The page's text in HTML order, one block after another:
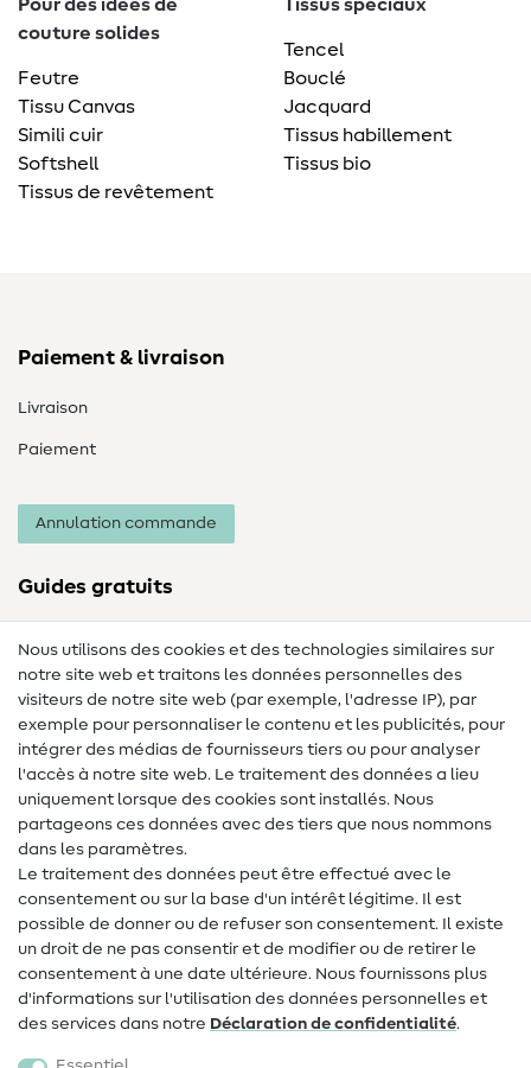
Pour des idées de
couture solides
Feutre
Tissu Canvas
Simili cuir
Softshell
Tissus de revêtement
Tissus spéciaux
Tencel
Bouclé
Jacquard
Tissus habillement
Tissus bio
Paiement & livraison
Livraison
Paiement
Annulation commande
Guides gratuits
Lexique de couture
Tutos de couture
Aide & contact
Contact
Changement de propriétaire
FAQ
Droit de rétractation
Populaire
Nous utilisons des cookies et des technologies similaires sur
notre site web et traitons les données personnelles des
visiteurs de notre site web (par exemple, l'adresse IP), par
exemple pour personnaliser le contenu et les publicités, pour
intégrer des médias de fournisseurs tiers ou pour analyser
l'accès à notre site web. Le traitement des données a lieu
uniquement lorsque des cookies sont installés. Nous
partageons ces données avec des tiers que nous nommons
dans les paramètres.
Le traitement des données peut être effectué avec le
consentement ou sur la base d'un intérêt légitime. Il est
possible de donner ou de refuser son consentement. Il existe
un droit de ne pas consentir et de modifier ou de retirer le
consentement à une date ultérieure. Nous fournissons plus
d'informations sur l'utilisation des données personnelles et
des services dans notre Déclaration de confidentialité.